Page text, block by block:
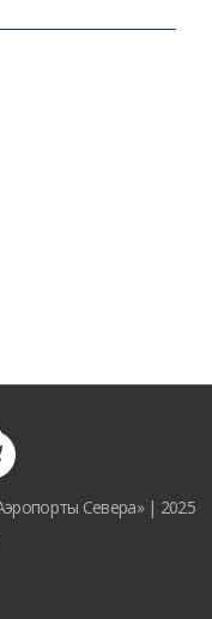
Севера» | 2025